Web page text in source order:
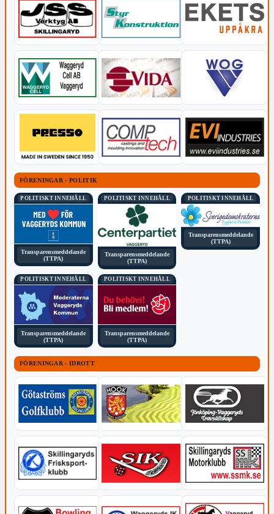
FÖRENINGAR - POLITIK
POLITISKT INNEHÅLL
Transparensmeddelande
(TTPA)
POLITISKT INNEHÅLL
Transparensmeddelande
(TTPA)
POLITISKT INNEHÅLL
Transparensmeddelande
(TTPA)
POLITISKT INNEHÅLL
Transparensmeddelande
(TTPA)
POLITISKT INNEHÅLL
Transparensmeddelande
(TTPA)
FÖRENINGAR - IDROTT